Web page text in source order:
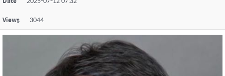
Views 3044